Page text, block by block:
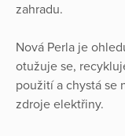
zahradu.
Nová Perla je
otužuje se,
použití a chystá se
zdroje elektřiny.